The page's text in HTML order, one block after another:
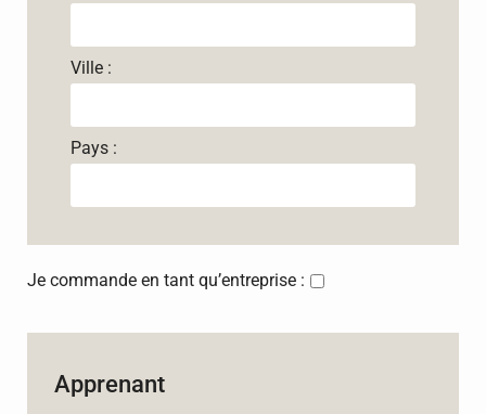
Ville :
Pays :
Je commande en tant qu’entreprise :
Apprenant